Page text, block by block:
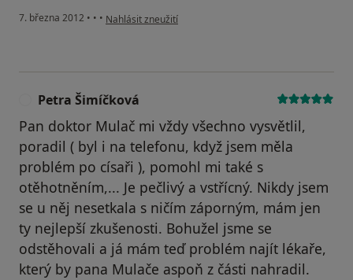
7. března 2012 • • • podle názoru uživatele Váš účet byl odstraněn
Nahlásit zneužití
Petra Šimíčková
Pan doktor Mulač mi vždy všechno vysvětlil,
poradil ( byl i na telefonu, když jsem měla
problém po císaři ), pomohl mi také s
otěhotněním,... Je pečlivý a vstřícný. Nikdy jsem
se u něj nesetkala s ničím záporným, mám jen
ty nejlepší zkušenosti. Bohužel jsme se
odstěhovali a já mám teď problém najít lékaře,
který by pana Mulače aspoň z části nahradil.